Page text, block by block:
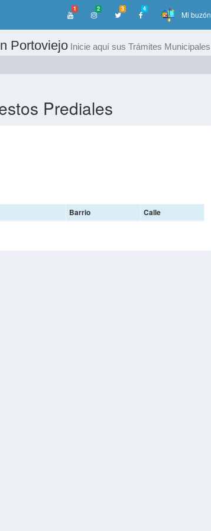
1 2 3 4
Mi buzón
Portoviejo Inicie aquí sus Trámites Municipales
Prediales
Barrio Calle